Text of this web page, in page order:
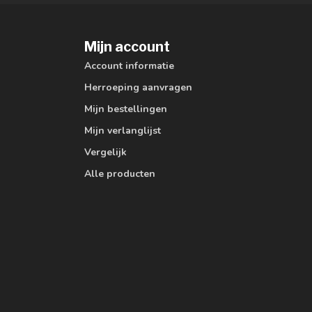
Mijn account
Account informatie
Herroeping aanvragen
Mijn bestellingen
Mijn verlanglijst
Vergelijk
Alle producten